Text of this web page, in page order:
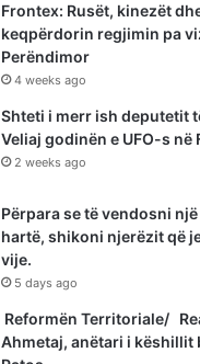
Frontex: Rusët, kinezët
keqpërdorin regjimin pa
Perëndimor
4 weeks ago
Shteti i merr ish deputetit
Veliaj godinën e UFO-s në
2 weeks ago
Përpara se të vendosni
hartë, shikoni njerëzit që
vije.
5 days ago
Reformën Territoriale/
Ahmetaj, anëtari i këshillit